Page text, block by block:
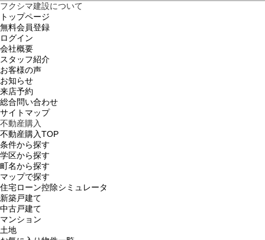
フクシマ建設について
トップページ
無料会員登録
ログイン
会社概要
スタッフ紹介
お客様の声
お知らせ
来店予約
総合問い合わせ
サイトマップ
不動産購入
不動産購入TOP
条件から探す
学区から探す
町名から探す
マップで探す
住宅ローン控除シミュレータ
新築戸建て
中古戸建て
マンション
土地